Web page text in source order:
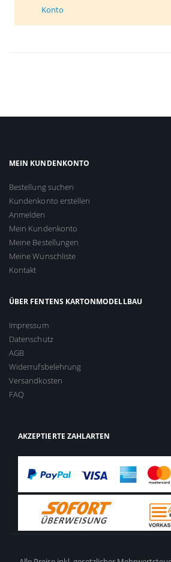
Konto
MEIN KUNDENKONTO
Bestellung suchen
Kundenkonto erstellen
Anmelden
Mein Kundenkonto
Meine Bestellungen
Meine Wunschliste
Kontakt
ÜBER FENTENS KARTONMODELLBAU
Impressum
Datenschutz
AGB
Widerrufsbelehrung
Versandkosten
FAQ
AKZEPTIERTE ZAHLARTEN